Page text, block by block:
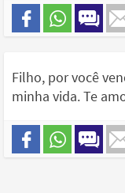
Filho, por você
minha vida. Te